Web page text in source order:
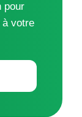
pour
à votre